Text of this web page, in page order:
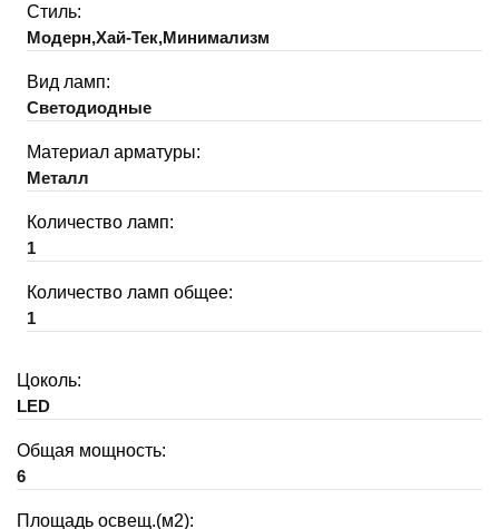
Стиль:
Модерн,Хай-Тек,Минимализм
Вид ламп:
Светодиодные
Материал арматуры:
Металл
Количество ламп:
1
Количество ламп общее:
1
Цоколь:
LED
Общая мощность:
6
Площадь освещ.(м2):